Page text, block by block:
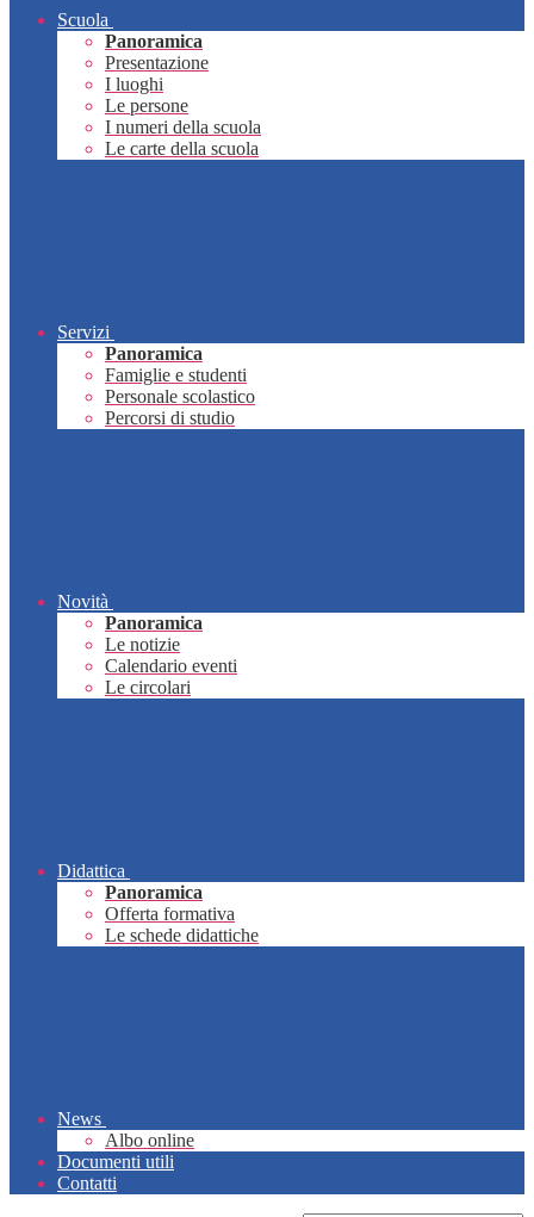
Scuola
Panoramica
Presentazione
I luoghi
Le persone
I numeri della scuola
Le carte della scuola
Servizi
Panoramica
Famiglie e studenti
Personale scolastico
Percorsi di studio
Novità
Panoramica
Le notizie
Calendario eventi
Le circolari
Didattica
Panoramica
Offerta formativa
Le schede didattiche
News
Albo online
Documenti utili
Contatti